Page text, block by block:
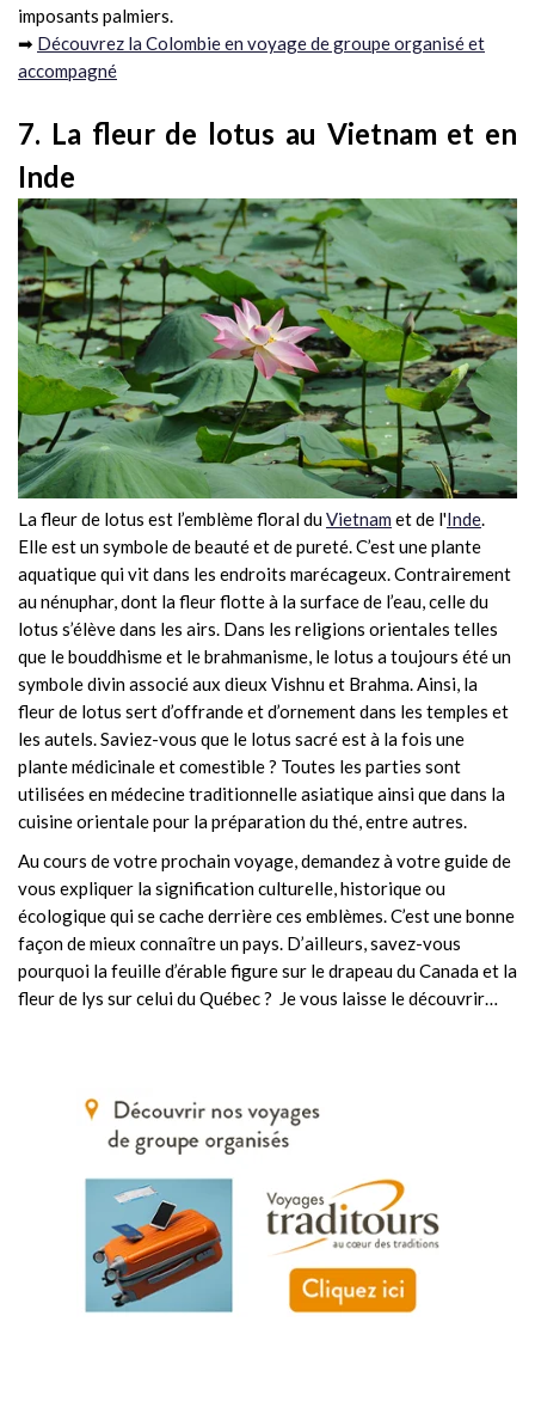
imposants palmiers.
➡ Découvrez la Colombie en voyage de groupe organisé et
accompagné
7. La fleur de lotus au Vietnam et en
Inde
La fleur de lotus est l’emblème floral duVietnam et de l'Inde
Elle est un symbole de beauté et de pureté. C’est une plante
aquatique qui vit dans les endroits marécageux. Contrairement
au nénuphar, dont la fleur flotte à la surface de l’eau, celle du
lotus s’élève dans les airs. Dans les religions orientales telles
que le bouddhisme et le brahmanisme, le lotus a toujours été un
symbole divin associé aux dieux Vishnu et Brahma. Ainsi, la
fleur de lotus sert d’offrande et d’ornement dans les temples et
les autels. Saviez-vous que le lotus sacré est à la fois une
plante médicinale et comestible ? Toutes les parties sont
utilisées en médecine traditionnelle asiatique ainsi que dans la
cuisine orientale pour la préparation du thé, entre autres.
Au cours de votre prochain voyage, demandez à votre guide de
vous expliquer la signification culturelle, historique ou
écologique qui se cache derrière ces emblèmes. C’est une bonne
façon de mieux connaître un pays. D’ailleurs, savez-vous
pourquoi la feuille d’érable figure sur le drapeau du Canada et la
fleur de lys sur celui du Québec ? Je vous laisse le découvrir…